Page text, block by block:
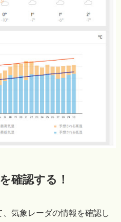
確認する！
気象レーダの情報を確認し